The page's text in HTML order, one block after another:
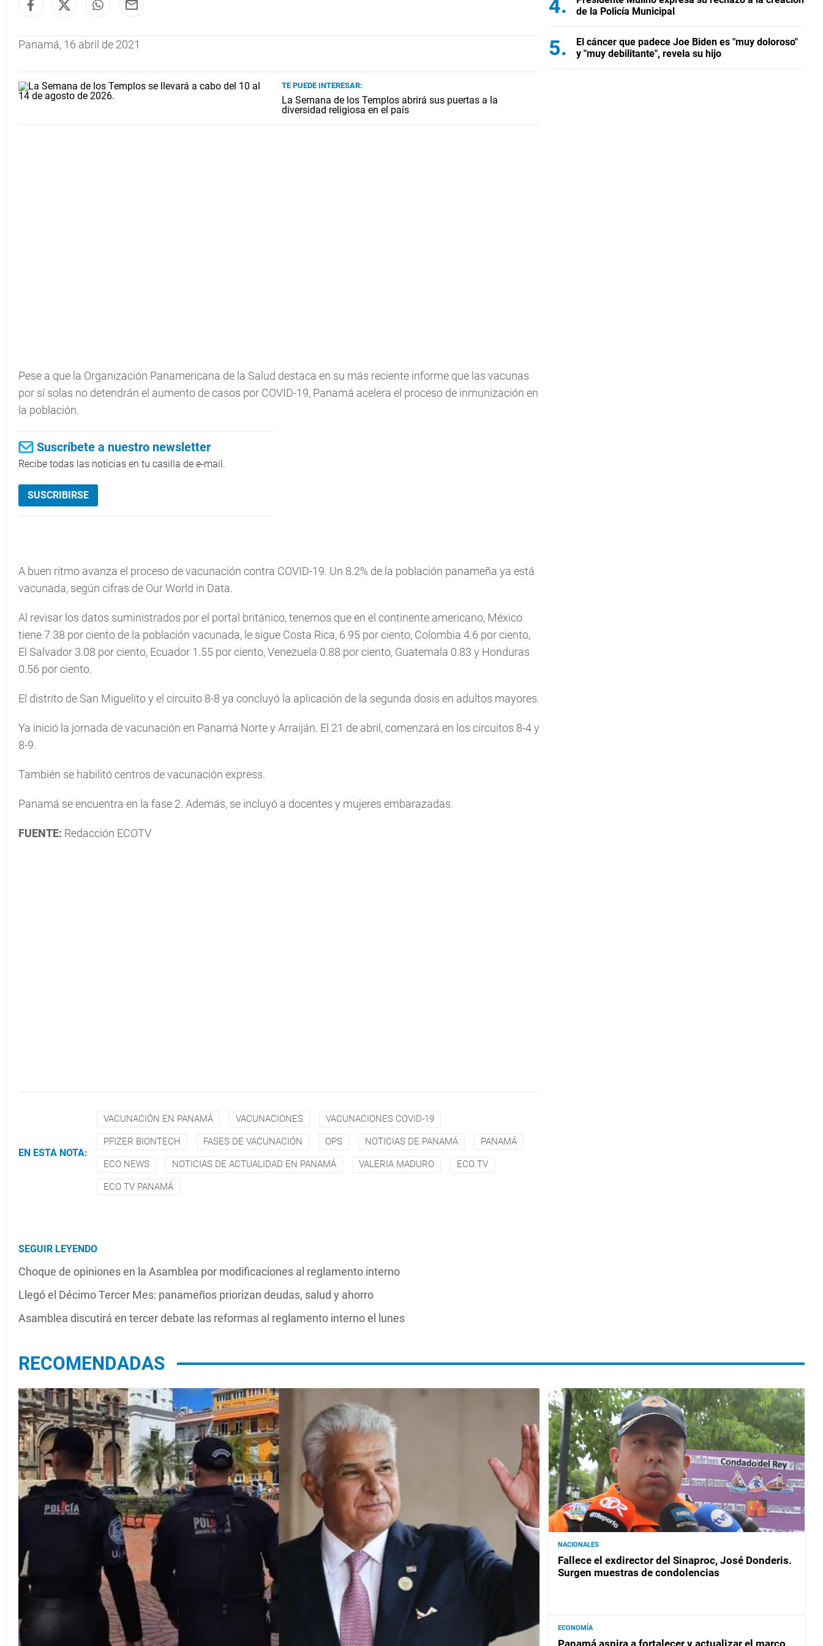
Panamá, 16 abril de 2021
TE PUEDE INTERESAR:
La Semana de los Templos abrirá sus puertas a la
diversidad religiosa en el país
Pese a que la Organización Panamericana de la Salud destaca en su más reciente informe que las vacunas
por sí solas no detendrán el aumento de casos por COVID-19, Panamá acelera el proceso de inmunización en
la población.
Suscríbete a nuestro newsletter
Recibe todas las noticias en tu casilla de e-mail.
SUSCRIBIRSE
A buen ritmo avanza el proceso de vacunación contra COVID-19. Un 8.2% de la población panameña ya está
vacunada, según cifras de Our World in Data.
Al revisar los datos suministrados por el portal británico, tenemos que en el continente americano, México
tiene 7.38 por ciento de la población vacunada, le sigue Costa Rica, 6.95 por ciento, Colombia 4.6 por ciento,
El Salvador 3.08 por ciento, Ecuador 1.55 por ciento, Venezuela 0.88 por ciento, Guatemala 0.83 y Honduras
0.56 por ciento.
El distrito de San Miguelito y el circuito 8-8 ya concluyó la aplicación de la segunda dosis en adultos mayores.
Ya inició la jornada de vacunación en Panamá Norte y Arraiján. El 21 de abril, comenzará en los circuitos 8-4 y
8-9.
También se habilitó centros de vacunación express.
Panamá se encuentra en la fase 2. Además, se incluyó a docentes y mujeres embarazadas.
FUENTE: Redacción ECOTV
EN ESTA NOTA:
VACUNACIÓN EN PANAMÁ VACUNACIONES VACUNACIONES COVID-19
PFIZER BIONTECH FASES DE VACUNACIÓN OPS NOTICIAS DE PANAMÁ PANAMÁ
ECO NEWS NOTICIAS DE ACTUALIDAD EN PANAMÁ VALERIA MADURO ECO TV
ECO TV PANAMÁ
SEGUIR LEYENDO
Choque de opiniones en la Asamblea por modificaciones al reglamento interno
Llegó el Décimo Tercer Mes: panameños priorizan deudas, salud y ahorro
Asamblea discutirá en tercer debate las reformas al reglamento interno el lunes
de la Policía Municipal
El cáncer que padece Joe Biden es "muy doloroso"
y "muy debilitante", revela su hijo
RECOMENDADAS
NACIONALES
Fallece el exdirector del Sinaproc, José Donderis.
Surgen muestras de condolencias
ECONOMÍA
Panamá aspira a fortalecer y actualizar el marco